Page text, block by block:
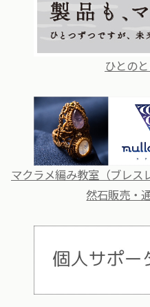
ひとの
マクラメ編み教室（ブレス
然石販売・